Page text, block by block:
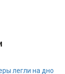
легли на дно